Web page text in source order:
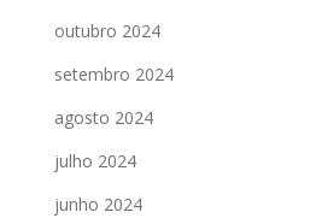
outubro 2024
setembro 2024
agosto 2024
julho 2024
junho 2024